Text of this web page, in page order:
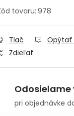
tovaru: 978
Tlač Opýtať
Zdieľať
Odosielame
pri objednávke